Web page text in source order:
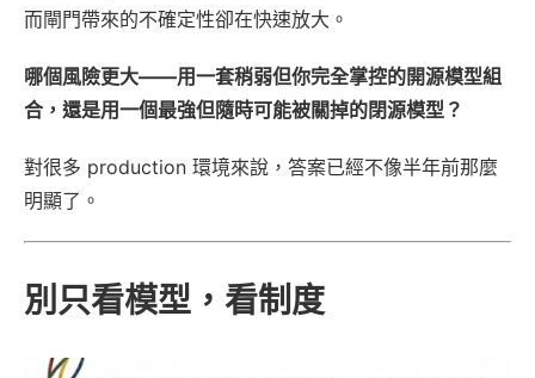
而閘門帶來的不確定性卻在快速放大。
哪個風險更大——用一套稍弱但你完全掌控的開源模型組
合，還是用一個最強但隨時可能被關掉的閉源模型？
對很多 production 環境來說，答案已經不像半年前那麼
明顯了。
別只看模型，看制度